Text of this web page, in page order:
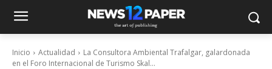
Inicio Actualidad
La Consultora Ambiental Trafalgar, galardonada
en el Foro Internacional de Turismo Skal...